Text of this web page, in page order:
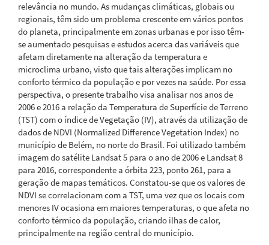
relevância no mundo. As mudanças climáticas, globais ou
regionais, têm sido um problema crescente em vários pontos
do planeta, principalmente em zonas urbanas e por isso têm-
se aumentado pesquisas e estudos acerca das variáveis que
afetam diretamente na alteração da temperatura e
microclima urbano, visto que tais alterações implicam no
conforto térmico da população e por vezes na saúde. Por essa
perspectiva, o presente trabalho visa analisar nos anos de
2006 e 2016 a relação da Temperatura de Superfície de Terreno
(TST) com o índice de Vegetação (IV), através da utilização de
dados de NDVI (Normalized Difference Vegetation Index) no
município de Belém, no norte do Brasil. Foi utilizado também
imagem do satélite Landsat 5 para o ano de 2006 e Landsat 8
para 2016, correspondente a órbita 223, ponto 261, para a
geração de mapas temáticos. Constatou-se que os valores de
NDVI se correlacionam com a TST, uma vez que os locais com
menores IV ocasiona em maiores temperaturas, o que afeta no
conforto térmico da população, criando ilhas de calor,
principalmente na região central do município.